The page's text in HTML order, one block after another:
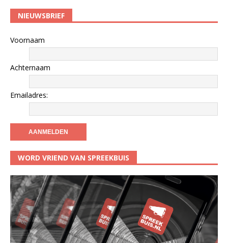
NIEUWSBRIEF
Voornaam
Achternaam
Emailadres:
WORD VRIEND VAN SPREEKBUIS